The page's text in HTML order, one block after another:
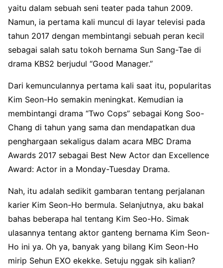
yaitu dalam sebuah seni teater pada tahun 2009.
Namun, ia pertama kali muncul di layar televisi pada
tahun 2017 dengan membintangi sebuah peran kecil
sebagai salah satu tokoh bernama Sun Sang-Tae di
drama KBS2 berjudul “Good Manager.”
Dari kemunculannya pertama kali saat itu, popularitas
Kim Seon-Ho semakin meningkat. Kemudian ia
membintangi drama “Two Cops” sebagai Kong Soo-
Chang di tahun yang sama dan mendapatkan dua
penghargaan sekaligus dalam acara MBC Drama
Awards 2017 sebagai Best New Actor dan Excellence
Award: Actor in a Monday-Tuesday Drama.
Nah, itu adalah sedikit gambaran tentang perjalanan
karier Kim Seon-Ho bermula. Selanjutnya, aku bakal
bahas beberapa hal tentang Kim Seo-Ho. Simak
ulasannya tentang aktor ganteng bernama Kim Seon-
Ho ini ya. Oh ya, banyak yang bilang Kim Seon-Ho
mirip Sehun EXO ekekke. Setuju nggak sih kalian?